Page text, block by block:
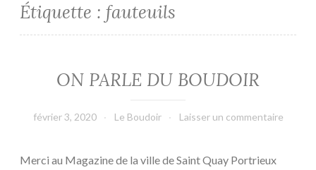
Étiquette : fauteuils
ON PARLE DU BOUDOIR
février 3, 2020 Le Boudoir Laisser un commentaire
Merci au Magazine de la ville de Saint Quay Portrieux